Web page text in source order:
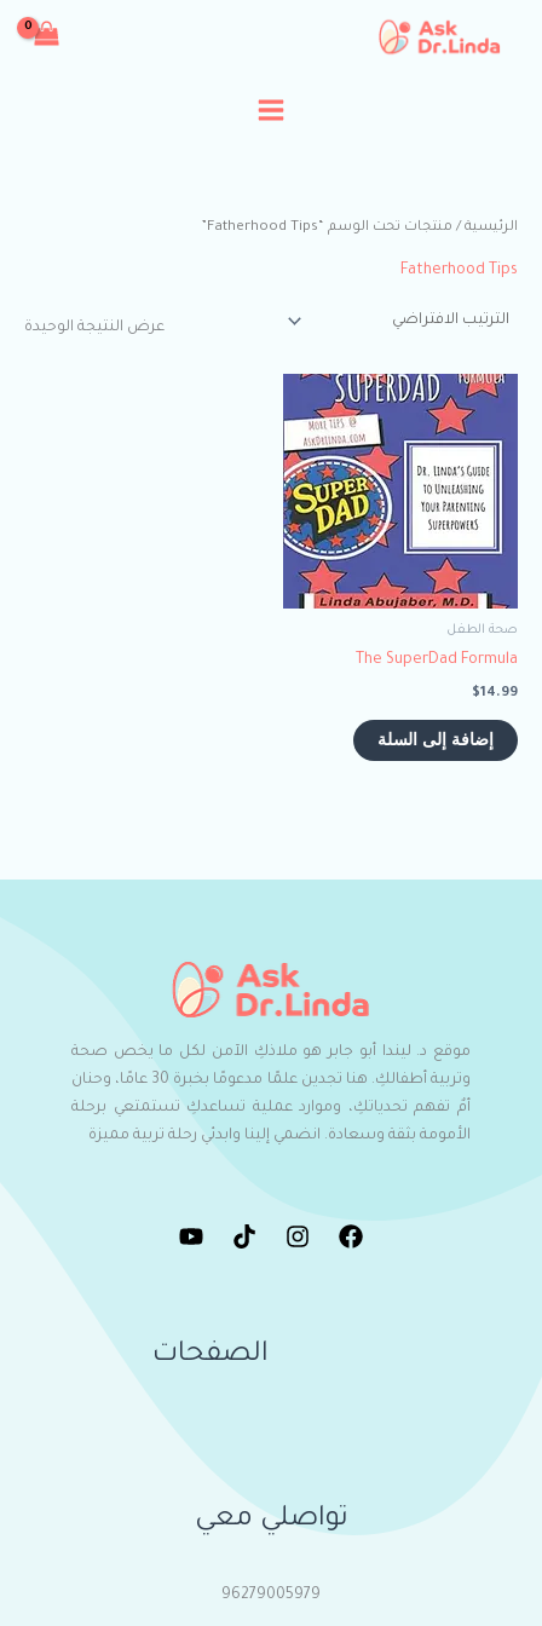
الرئيسية / منتجات تحت الوسم “Fatherhood Tips”
Fatherhood Tips
عرض النتيجة الوحيدة
صحة الطفل
The SuperDad Formula
$14.99
إضافة إلى السلة
موقع د. ليندا أبو جابر هو ملاذكِ الآمن لكل ما يخص صحة
وتربية أطفالكِ. هنا تجدين علمًا مدعومًا بخبرة 30 عامًا، وحنان
أمٌ تفهم تحدياتكِ، وموارد عملية تساعدكِ تستمتعي برحلة
الأمومة بثقة وسعادة. انضمي إلينا وابدئي رحلة تربية مميزة
الصفحات
تواصلي معي
96279005979